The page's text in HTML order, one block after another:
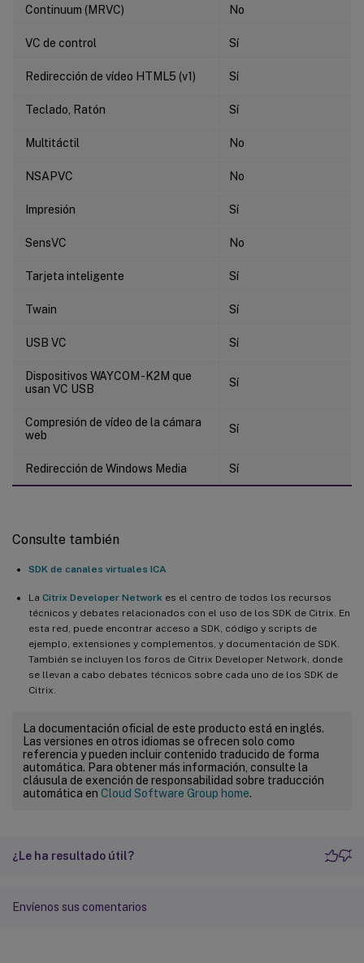
Continuum (MRVC) No
VC de control Sí
Redirección de vídeo HTML5 (v1) Sí
Teclado, Ratón Sí
Multitáctil No
NSAPVC No
Impresión Sí
SensVC No
Tarjeta inteligente Sí
Twain Sí
USB VC Sí
Dispositivos WAYCOM -K2M que
usan VC USB
Sí
Compresión de vídeo de la cámara
web
Sí
Redirección de Windows Media Sí
Consulte también
SDK de canales virtuales ICA
La Citrix Developer Network es el centro de todos los recursos
técnicos y debates relacionados con el uso de los SDK de Citrix. En
esta red, puede encontrar acceso a SDK, código y scripts de
ejemplo, extensiones y complementos, y documentación de SDK.
También se incluyen los foros de Citrix Developer Network, donde
se llevan a cabo debates técnicos sobre cada uno de los SDK de
Citrix.
La documentación oficial de este producto está en inglés.
Las versiones en otros idiomas se ofrecen solo como
referencia y pueden incluir contenido traducido de forma
automática. Para obtener más información, consulte la
cláusula de exención de responsabilidad sobre traducción
automática en Cloud Software Group home.
¿Le ha resultado útil?
Envíenos sus comentarios